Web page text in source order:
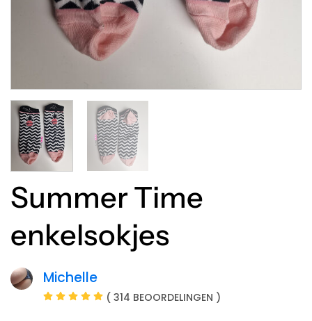
Summer Time
enkelsokjes
Michelle
( 314 BEOORDELINGEN )